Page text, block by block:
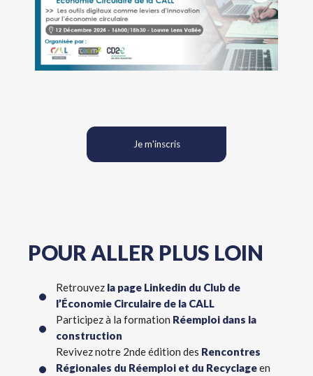
Je m'inscris
POUR ALLER PLUS LOIN
Retrouvez la page Linkedin du Club de
l’Économie Circulaire de la CALL
Participez à la formation Réemploi dans la
construction
Revivez notre 2nde édition des Rencontres
Régionales du Réemploi et du Recyclageen